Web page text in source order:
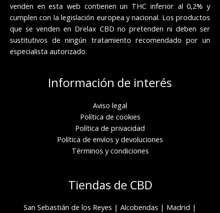
venden en esta web contienen un THC inferior al 0,2% y
cumplen con la legislación europea y nacional. Los productos
que se venden en Drelax CBD no pretenden ni deben ser
sustitutivos de ningún tratamiento recomendado por un
especialista autorizado.
Información de interés
Aviso legal
Política de cookies
Política de privacidad
Política de envíos y devoluciones
Términos y condiciones
Tiendas de CBD
San Sebastián de los Reyes | Alcobendas | Madrid |